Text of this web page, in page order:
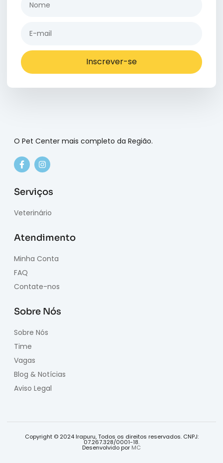
Inscrever-se
O Pet Center mais completo da Região.
Serviços
Veterinário
Atendimento
Minha Conta
FAQ
Contate-nos
Sobre Nós
Sobre Nós
Time
Vagas
Blog & Notícias
Aviso Legal
Copyright © 2024 Irapuru, Todos os direitos reservados. CNPJ:
07.267.328/0001-18.
Desenvolvido por MC